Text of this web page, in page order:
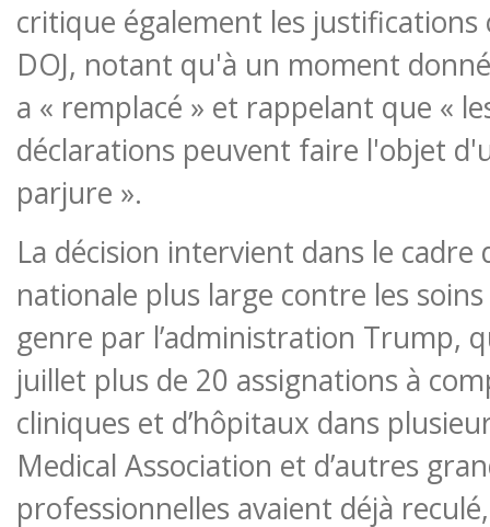
critique également les justifications
DOJ, notant qu'à un moment
a « remplacé » et rappelant que «
déclarations peuvent faire l'objet
parjure ».
La décision intervient dans le cadre
nationale plus large contre les
genre par l’administration Trump,
juillet plus de 20 assignations à
cliniques et d’hôpitaux dans
Medical Association et d’autres
professionnelles avaient déjà